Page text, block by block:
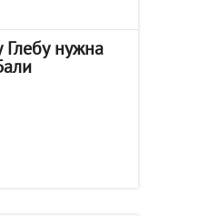
Глебу нужна